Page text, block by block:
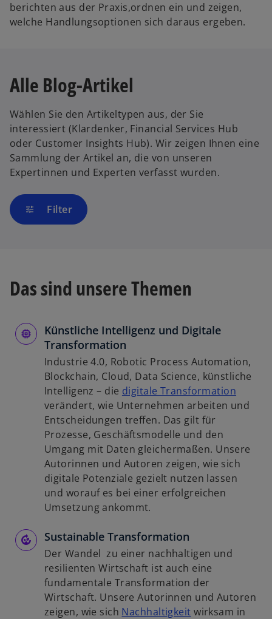
berichten aus der Praxis,ordnen ein und zeigen,
welche Handlungsoptionen sich daraus ergeben.
Alle Blog-Artikel
Wählen Sie den Artikeltypen aus, der Sie
interessiert (Klardenker, Financial Services Hub
oder Customer Insights Hub). Wir zeigen Ihnen eine
Sammlung der Artikel an, die von unseren
Expertinnen und Experten verfasst wurden.
tune Filter
Das sind unsere Themen
Künstliche Intelligenz und Digitale
Transformation
Industrie 4.0, Robotic Process Automation,
Blockchain, Cloud, Data Science, künstliche
Intelligenz – die digitale Transformation
i
i
n
e
e
n
verändert, wie Unternehmen arbeiten und
Entscheidungen treffen. Das gilt für
Prozesse, Geschäftsmodelle und den
Umgang mit Daten gleichermaßen. Unsere
Autorinnen und Autoren zeigen, wie sich
digitale Potenziale gezielt nutzen lassen
und worauf es bei einer erfolgreichen
Umsetzung ankommt.
Sustainable Transformation
Der Wandel zu einer nachhaltigen und
resilienten Wirtschaft ist auch eine
fundamentale Transformation der
Wirtschaft. Unsere Autorinnen und Autoren
zeigen, wie sich Nachhaltigkeitwwirksam in